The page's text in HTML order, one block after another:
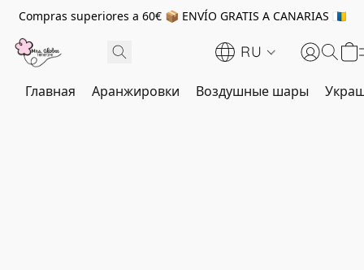
Compras superiores a 60€ 📦 ENVÍO GRATIS A CANARIAS 🇮🇨
RU
Главная Аранжировки Воздушные шары